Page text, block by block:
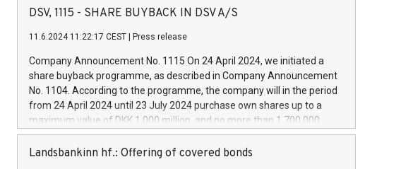
creation of new projects in Italy dedicated to research, development
Iveco Group will develop innovative technologies and architectures in
autonomous driving, digitalisation and vehicle connectivity aimed at
increasing efficiency, safety, driving comfort and productivity. The
financed investments, which will have a 5-year amortising profile, will
be made by Iveco Group in Italy by the end of 2025. Iveco Group N.V.
(EXM: IVG) is the home of unique people and brands that power your
brands are each a
DSV, 1115 - SHARE BUYBACK IN DSV A/S
11.6.2024 11:22:17 CEST Press release
Company Announcement No. 1115 On 24 April 2024, we initiated a
share buyback programme, as described in Company Announcement
No. 1104. According to the programme, the company will in the period
from 24 April 2024 until 23 July 2024 purchase own shares up to a
maximum value of DKK 1,000 million, and no more than 1,700,000
shares, corresponding to 0.79% of the share capital at
commencement of the programme. The programme has been
Landsbankinn hf.: Offering of covered bonds